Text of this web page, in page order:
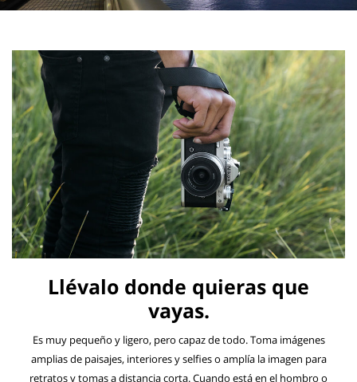
Llévalo donde quieras que
vayas.
Es muy pequeño y ligero, pero capaz de todo. Toma imágenes
amplias de paisajes, interiores y selfies o amplía la imagen para
retratos y tomas a distancia corta. Cuando está en el hombro o